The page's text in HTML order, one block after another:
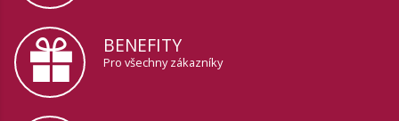
BENEFITY
Pro všechny zákazníky